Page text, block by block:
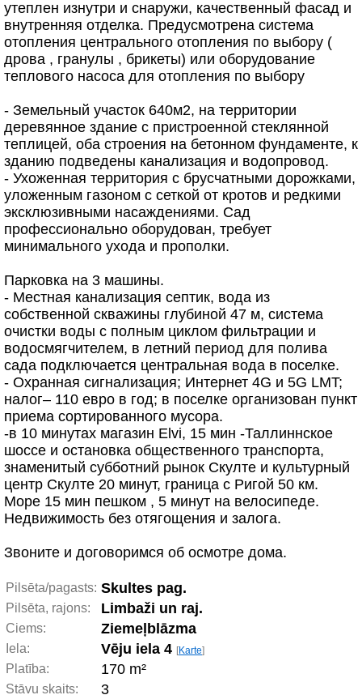
утеплен изнутри и снаружи, качественный фасад и
внутренняя отделка. Предусмотрена система
отопления центрального отопления по выбору (
дрова , гранулы , брикеты) или оборудование
теплового насоса для отопления по выбору
- Земельный участок 640м2, на территории
деревянное здание с пристроенной стеклянной
теплицей, оба строения на бетонном фундаменте, к
зданию подведены канализация и водопровод.
- Ухоженная территория с брусчатными дорожками,
уложенным газоном с сеткой от кротов и редкими
эксклюзивными насаждениями. Сад
профессионально оборудован, требует
минимального ухода и прополки.
Парковка на 3 машины.
- Местная канализация септик, вода из
собственной скважины глубиной 47 м, система
очистки воды с полным циклом фильтрации и
водосмягчителем, в летний период для полива
сада подключается центральная вода в поселке.
- Охранная сигнализация; Интернет 4G и 5G LMT;
налог– 110 евро в год; в поселке организован пункт
приема сортированного мусора.
-в 10 минутах магазин Elvi, 15 мин -Таллиннское
шоссе и остановка общественного транспорта,
знаменитый субботний рынок Скулте и культурный
центр Скулте 20 минут, граница с Ригой 50 км.
Море 15 мин пешком , 5 минут на велосипеде.
Недвижимость без отягощения и залога.
Звоните и договоримся об осмотре дома.
Pilsēta/pagasts: Skultes pag.
Pilsēta, rajons: Limbaži un raj.
Ciems: Ziemeļblāzma
Iela: Vēju iela 4 [Karte]
Platība: 170 m²
Stāvu skaits: 3